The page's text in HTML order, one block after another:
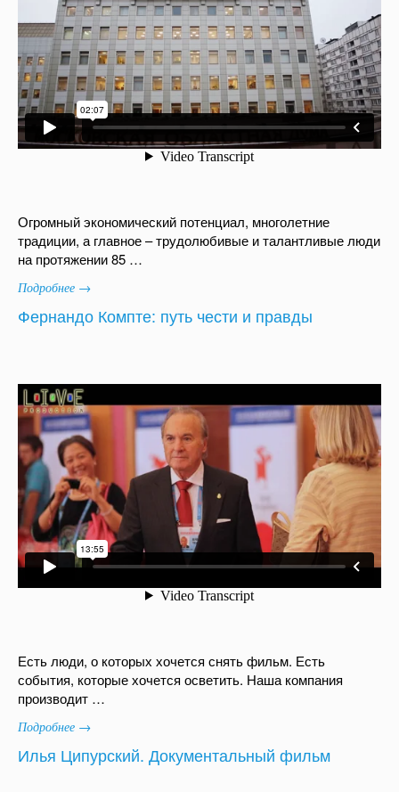
Огромный экономический потенциал, многолетние
традиции, а главное – трудолюбивые и талантливые люди
на протяжении 85 …
Подробнее →
Фернандо Компте: путь чести и правды
Есть люди, о которых хочется снять фильм. Есть
события, которые хочется осветить. Наша компания
производит …
Подробнее →
Илья Ципурский. Документальный фильм